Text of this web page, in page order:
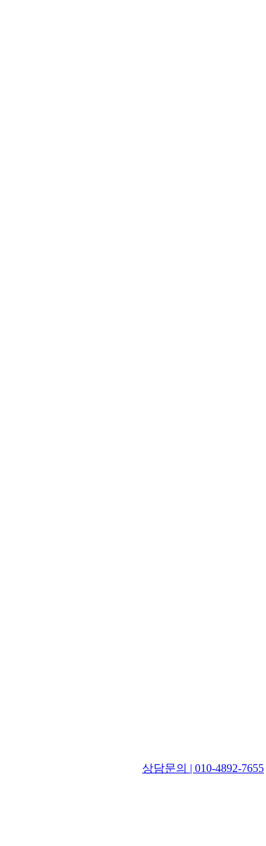
상담문의 | 010-4892-7655